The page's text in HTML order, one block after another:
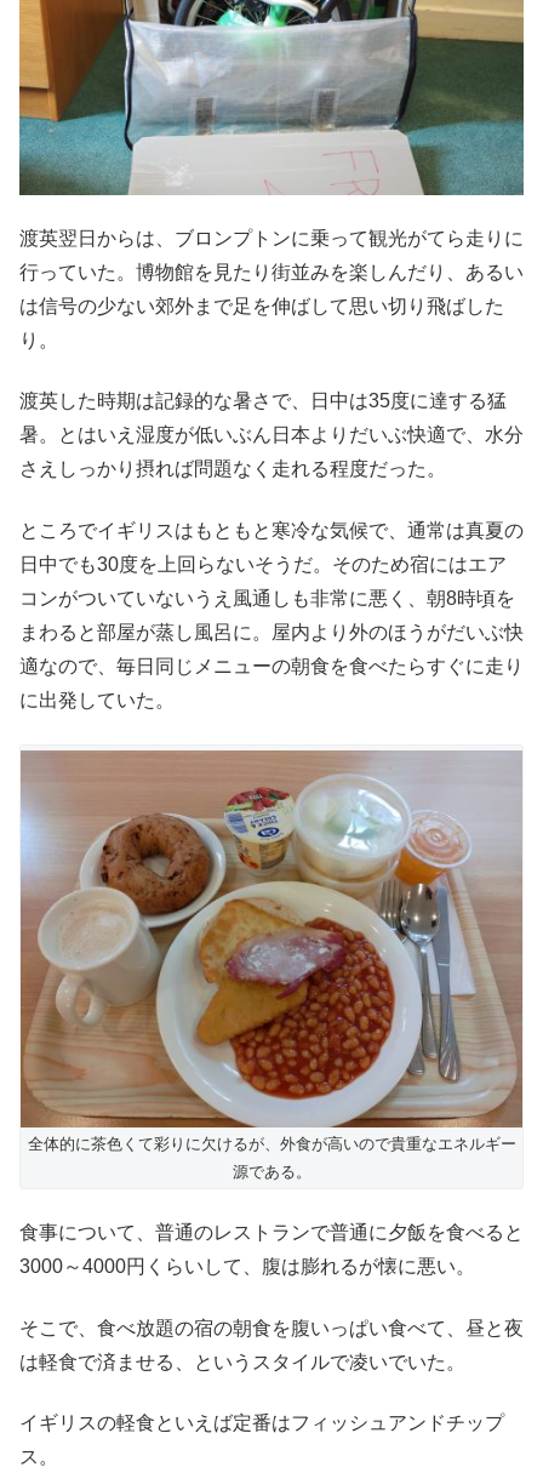
渡英翌日からは、ブロンプトンに乗って観光がてら走りに
行っていた。博物館を見たり街並みを楽しんだり、あるい
は信号の少ない郊外まで足を伸ばして思い切り飛ばした
り。
渡英した時期は記録的な暑さで、日中は35度に達する猛
暑。とはいえ湿度が低いぶん日本よりだいぶ快適で、水分
さえしっかり摂れば問題なく走れる程度だった。
ところでイギリスはもともと寒冷な気候で、通常は真夏の
日中でも30度を上回らないそうだ。そのため宿にはエア
コンがついていないうえ風通しも非常に悪く、朝8時頃を
まわると部屋が蒸し風呂に。屋内より外のほうがだいぶ快
適なので、毎日同じメニューの朝食を食べたらすぐに走り
に出発していた。
全体的に茶色くて彩りに欠けるが、外食が高いので貴重なエネルギー
源である。
食事について、普通のレストランで普通に夕飯を食べると
3000～4000円くらいして、腹は膨れるが懐に悪い。
そこで、食べ放題の宿の朝食を腹いっぱい食べて、昼と夜
は軽食で済ませる、というスタイルで凌いでいた。
イギリスの軽食といえば定番はフィッシュアンドチップ
ス。